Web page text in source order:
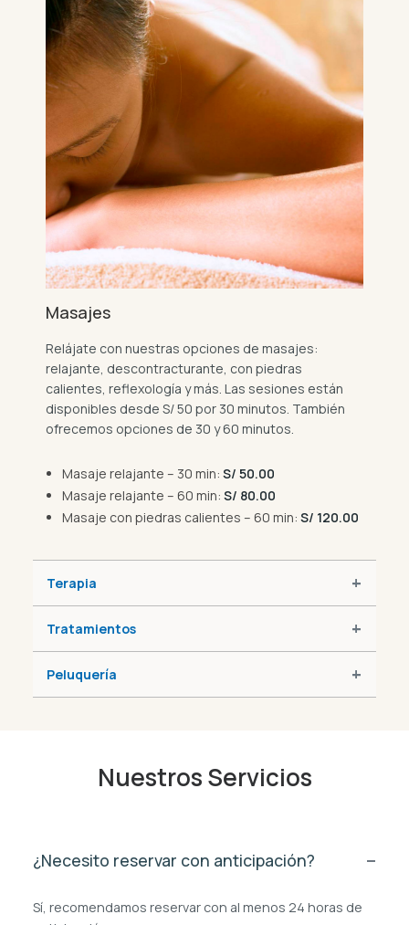
Masajes
Relájate con nuestras opciones de masajes:
relajante, descontracturante, con piedras
calientes, reflexología y más. Las sesiones están
disponibles desde S/ 50 por 30 minutos. También
ofrecemos opciones de 30 y 60 minutos.
Masaje relajante – 30 min: S/ 50.00
Masaje relajante – 60 min: S/ 80.00
Masaje con piedras calientes – 60 min: S/ 120.00
Terapia
Tratamientos
Peluquería
Nuestros Servicios
¿Necesito reservar con anticipación?
Sí, recomendamos reservar con al menos 24 horas de